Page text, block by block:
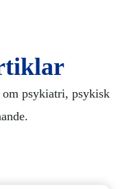
om psykiatri, psykisk